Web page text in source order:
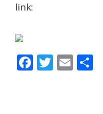
link:
Facebook
Twitter
Email